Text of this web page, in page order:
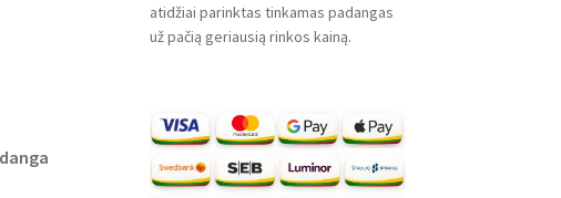
atidžiai parinktas tinkamas padangas
už pačią geriausią rinkos kainą.